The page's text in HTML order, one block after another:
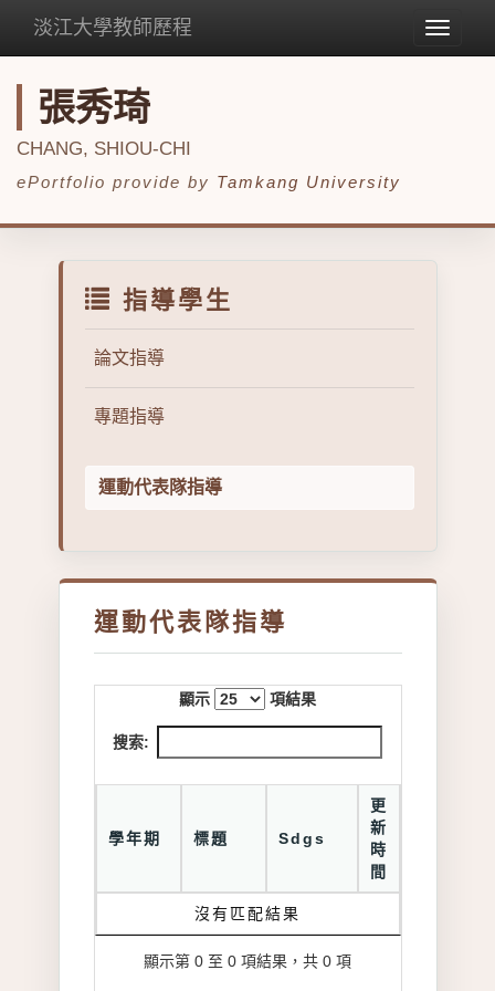
Toggle
淡江大學教師歷程
張秀琦
CHANG, SHIOU-CHI
ePortfolio provide by Tamkang University
指導學生
論文指導
專題指導
運動代表隊指導
運動代表隊指導
顯示 項結果
搜索:
學年期 標題 Sdgs
更
新
時
間
沒有匹配結果
顯示第 0 至 0 項結果，共 0 項